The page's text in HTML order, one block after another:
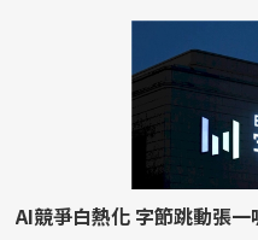
AI競爭白熱化 字節跳動張一